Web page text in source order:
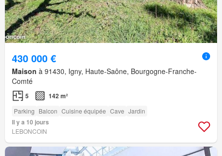
430 000 €
Maison à 91430, Igny, Haute-Saône, Bourgogne-Franche-
Comté
5 142 m²
Parking Balcon Cuisine équipée Cave Jardin
Il y a 10 jours
LEBONCOIN